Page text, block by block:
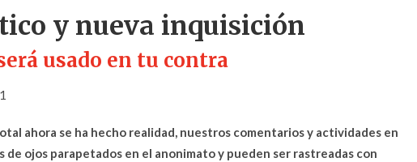
y nueva inquisición
usado en tu contra
ahora se ha hecho realidad, nuestros comentarios y actividades en
de ojos parapetados en el anonimato y pueden ser rastreadas con